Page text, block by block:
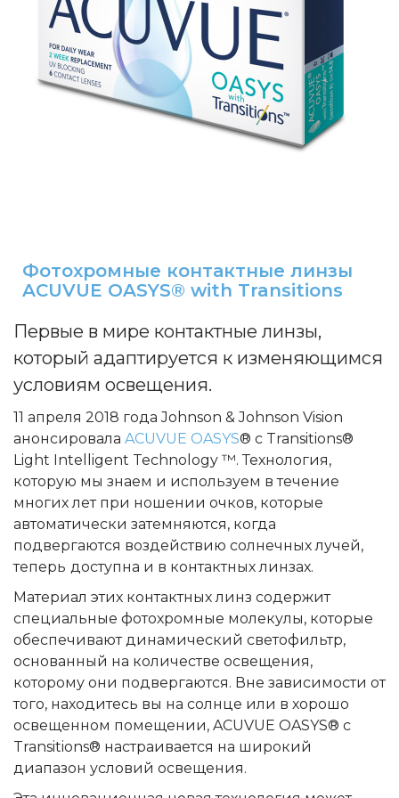
Фотохромные контактные линзы
ACUVUE OASYS® with Transitions
Первые в мире контактные линзы,
который адаптируется к изменяющимся
условиям освещения.
11 апреля 2018 года Johnson & Johnson Vision
анонсировала
ACUVUE OASYS® с Transitions®
Light Intelligent Technology ™. Технология,
которую мы знаем и используем в течение
многих лет при ношении очков, которые
автоматически затемняются, когда
подвергаются воздействию солнечных лучей,
теперь доступна и в контактных линзах.
Материал этих контактных линз содержит
специальные фотохромные молекулы, которые
обеспечиваютдинамический светофильтр,
основанный на количестве освещения,
которому они подвергаются. Вне зависимости от
того, находитесь вы на солнце или в хорошо
освещенном помещении, ACUVUE OASYS® с
Transitions® настраивается на широкий
диапазон условий освещения.